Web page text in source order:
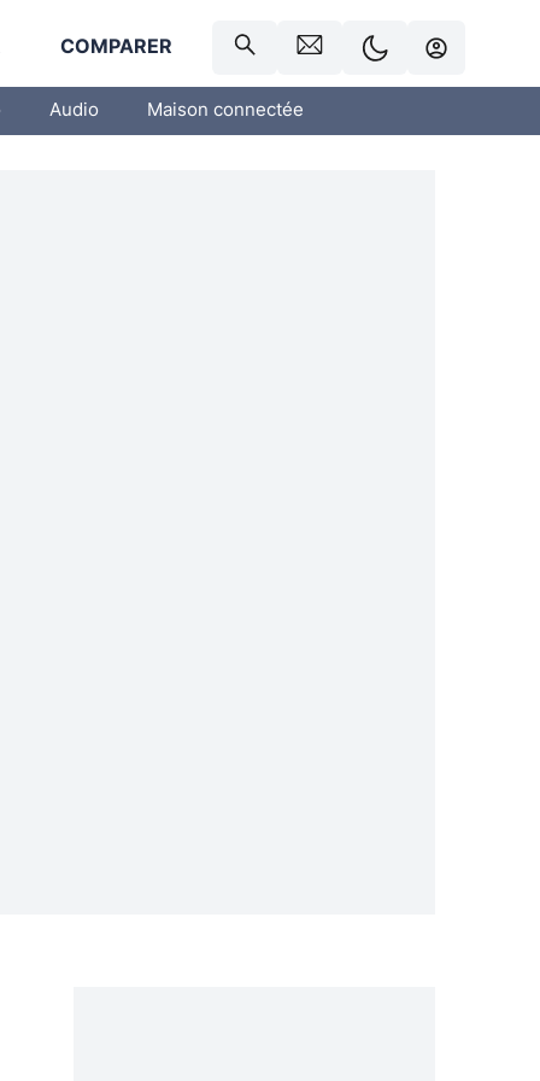
COMPARER
Audio Maison connectée